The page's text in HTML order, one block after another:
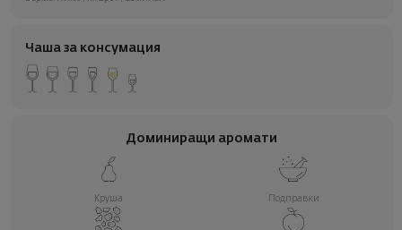
Чаша за консумация
Доминиращи аромати
Круша Подправки